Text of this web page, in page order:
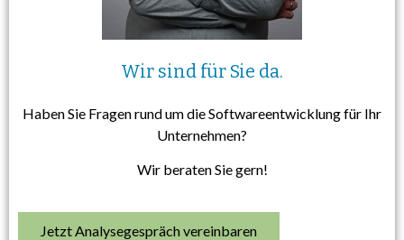
Wir sind für Sie da.
Haben Sie Fragen rund um die Softwareentwicklung für Ihr
Unternehmen?
Wir beraten Sie gern!
Jetzt Analysegespräch vereinbaren